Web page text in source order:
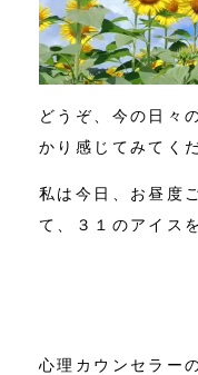
どうぞ、今の日々
かり感じてみてく
私は今日、お昼度
て、３１のアイス
心理カウンセラー